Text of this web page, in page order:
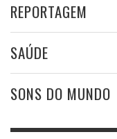
REPORTAGEM
SAÚDE
SONS DO MUNDO